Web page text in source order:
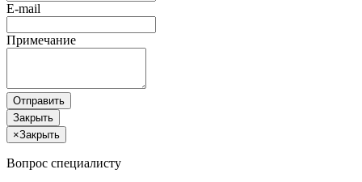
E-mail
Примечание
Отправить
Закрыть
×Закрыть
Вопрос специалисту